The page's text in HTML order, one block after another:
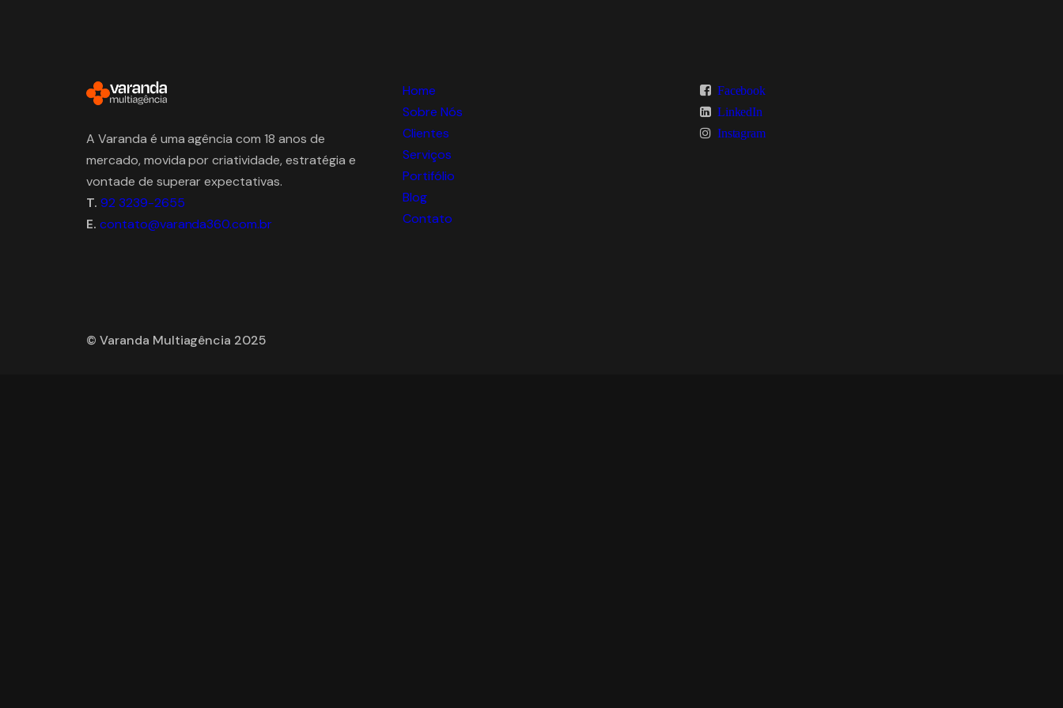
A Varanda é uma agência com 18 anos de
mercado, movida por criatividade, estratégia e
vontade de superar expectativas.
T. 92 3239-2655
E. contato@varanda360.com.br
Home
Sobre Nós
Clientes
Serviços
Portifólio
Blog
Contato
Facebook
LinkedIn
Instagram
© Varanda Multiagência 2025